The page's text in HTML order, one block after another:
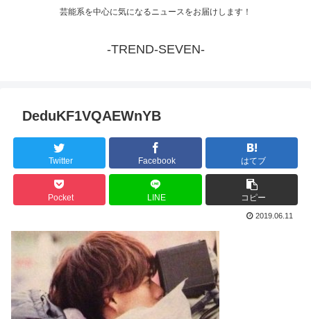
芸能系を中心に気になるニュースをお届けします！
-TREND-SEVEN-
DeduKF1VQAEWnYB
Twitter Facebook はてブ
Pocket LINE コピー
2019.06.11